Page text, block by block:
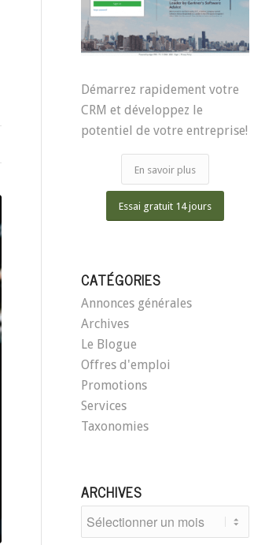
Démarrez rapidement votre
CRM et développez le
potentiel de votre entreprise!
En savoir plus
Essai gratuit 14 jours
CATÉGORIES
Annonces générales
Archives
Le Blogue
Offres d'emploi
Promotions
Services
Taxonomies
ARCHIVES